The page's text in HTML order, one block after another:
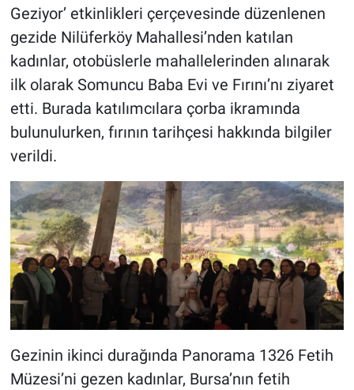
Geziyor’ etkinlikleri çerçevesinde düzenlenen
gezide Nilüferköy Mahallesi’nden katılan
kadınlar, otobüslerle mahallelerinden alınarak
ilk olarak Somuncu Baba Evi ve Fırını’nı ziyaret
etti. Burada katılımcılara çorba ikramında
bulunulurken, fırının tarihçesi hakkında bilgiler
verildi.
Gezinin ikinci durağında Panorama 1326 Fetih
Müzesi’ni gezen kadınlar, Bursa’nın fetih